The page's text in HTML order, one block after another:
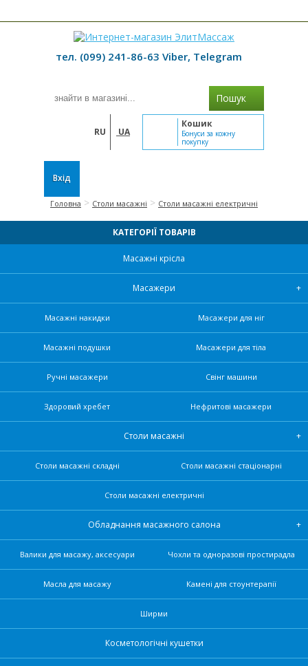
тел. (099) 241-86-63 Viber, Telegram
Пошук
RU UA
Кошик
Бонуси за кожну
покупку
Вхід
Головна > Столи масажні > Столи масажні електричні
КАТЕГОРІЇ ТОВАРІВ
Масажні крісла
Масажери
Масажні накидки Масажери для ніг
Масажні подушки Масажери для тіла
Ручні масажери Свінг машини
Здоровий хребет Нефритові масажери
Столи масажні
Столи масажні складні Столи масажні стаціонарні
Столи масажні електричні
Обладнання масажного салона
Валики для масажу, аксесуари Чохли та одноразові простирадла
Масла для масажу Камені для стоунтерапії
Ширми
Косметологічні кушетки